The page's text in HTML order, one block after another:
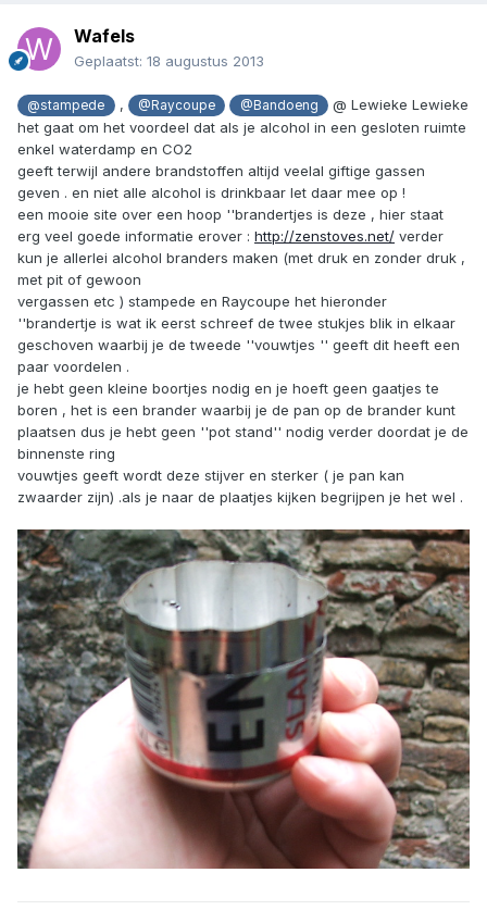
Wafels
Geplaatst: 18 augustus 2013
@stampede , @Raycoupe @Bandoeng
@ Lewieke Lewieke
het gaat om het voordeel dat als je alcohol in een gesloten ruimte
enkel waterdamp en CO2
geeft terwijl andere brandstoffen altijd veelal giftige gassen
geven . en niet alle alcohol is drinkbaar let daar mee op !
een mooie site over een hoop ''brandertjes is deze , hier staat
erg veel goede informatie erover : http://zenstoves.net/ verder
kun je allerlei alcohol branders maken (met druk en zonder druk ,
met pit of gewoon
vergassen etc ) stampede en Raycoupe het hieronder
''brandertje is wat ik eerst schreef de twee stukjes blik in elkaar
geschoven waarbij je de tweede ''vouwtjes '' geeft dit heeft een
paar voordelen .
je hebt geen kleine boortjes nodig en je hoeft geen gaatjes te
boren , het is een brander waarbij je de pan op de brander kunt
plaatsen dus je hebt geen ''pot stand'' nodig verder doordat je de
binnenste ring
vouwtjes geeft wordt deze stijver en sterker ( je pan kan
zwaarder zijn) .als je naar de plaatjes kijken begrijpen je het wel .